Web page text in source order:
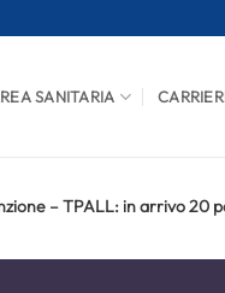
SANITARIA
– TPALL: in arrivo 20